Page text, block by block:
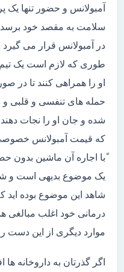
آمبولانس و حضور تنها یک
سلامت به مقصد خود برسد
در آمبولانس قرار می
طوری که لازم است یک
او را همراهی کنند تا در
حمله های تنفسی و قلبی
شده و جان او را نجات
که قیمت آمبولانس
ًبا اجاره آن ماشین بدون
یک موضوع بدیهی است و
شاهد این موضوع بوده اید
درمانی خود اغلب
موارد دیگری از این دست
اگر گذرتان به داروخانه